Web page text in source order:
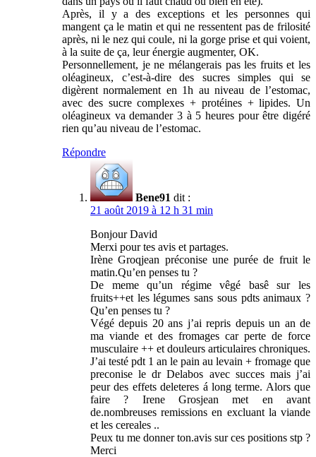
Après, il y a des exceptions et les personnes qui
mangent ça le matin et qui ne ressentent pas de frilosité
après, ni le nez qui coule, ni la gorge prise et qui voient,
à la suite de ça, leur énergie augmenter, OK.
Personnellement, je ne mélangerais pas les fruits et les
oléagineux, c’est-à-dire des sucres simples qui se
digèrent normalement en 1h au niveau de l’estomac,
avec des sucre complexes + protéines + lipides. Un
oléagineux va demander 3 à 5 heures pour être digéré
rien qu’au niveau de l’estomac.
Répondre
Bene91 dit :
21 août 2019 à 12 h 31 min
Bonjour David
Merxi pour tes avis et partages.
Irène Groqjean préconise une purée de fruit le
matin.Qu’en penses tu ?
De meme qu’un régime vêgé basê sur les
fruits++et les légumes sans sous pdts animaux ?
Qu’en penses tu ?
Végé depuis 20 ans j’ai repris depuis un an de
ma viande et des fromages car perte de force
musculaire ++ et douleurs articulaires chroniques.
J’ai testé pdt 1 an le pain au levain + fromage que
preconise le dr Delabos avec succes mais j’ai
peur des effets deleteres á long terme. Alors que
faire ? Irene Grosjean met en avant
de.nombreuses remissions en excluant la viande
et les cereales ..
Peux tu me donner ton.avis sur ces positions stp ?
Merci